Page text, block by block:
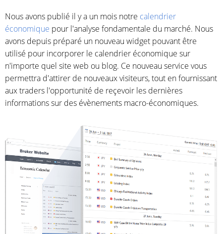
Nous avons publié il y a un mois notre calendrier
économique pour l'analyse fondamentale du marché. Nous
avons depuis préparé un nouveau widget pouvant être
utilisé pour incorporer le calendrier économique sur
n'importe quel site web ou blog. Ce nouveau service vous
permettra d'attirer de nouveaux visiteurs, tout en fournissant
aux traders l'opportunité de reçevoir les dernières
informations sur des évènements macro-économiques.